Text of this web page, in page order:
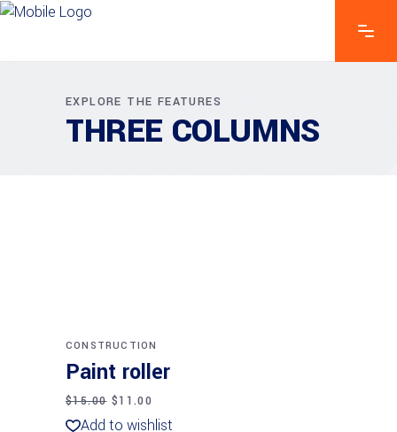
EXPLORE THE FEATURES
THREE COLUMNS
SALE
CONSTRUCTION
Paint roller
$15.00 $11.00
Add to wishlist